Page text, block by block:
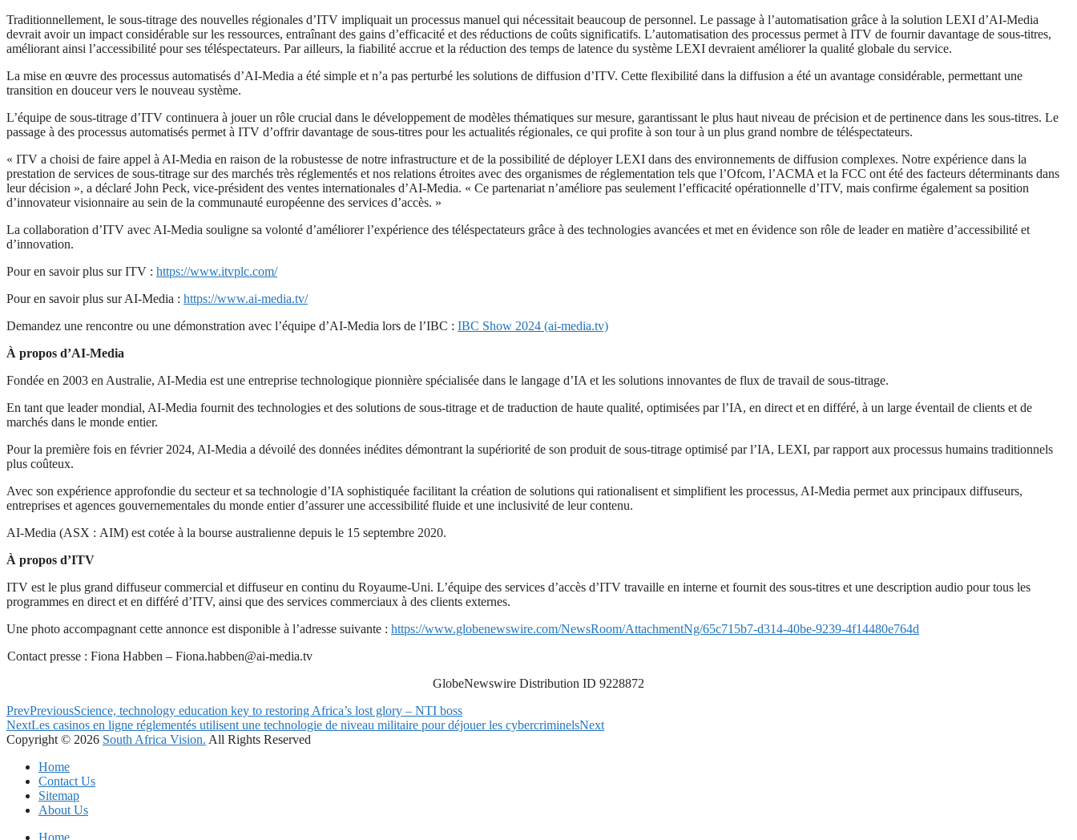
Traditionnellement, le sous-titrage des nouvelles régionales d’ITV impliquait un processus manuel qui nécessitait beaucoup de personnel. Le passage à l’automatisation grâce à la solution LEXI d’AI-Media
devrait avoir un impact considérable sur les ressources, entraînant des gains d’efficacité et des réductions de coûts significatifs. L’automatisation des processus permet à ITV de fournir davantage de sous-titres,
améliorant ainsi l’accessibilité pour ses téléspectateurs. Par ailleurs, la fiabilité accrue et la réduction des temps de latence du système LEXI devraient améliorer la qualité globale du service.
La mise en œuvre des processus automatisés d’AI-Media a été simple et n’a pas perturbé les solutions de diffusion d’ITV. Cette flexibilité dans la diffusion a été un avantage considérable, permettant une
transition en douceur vers le nouveau système.
L’équipe de sous-titrage d’ITV continuera à jouer un rôle crucial dans le développement de modèles thématiques sur mesure, garantissant le plus haut niveau de précision et de pertinence dans les sous-titres. Le
passage à des processus automatisés permet à ITV d’offrir davantage de sous-titres pour les actualités régionales, ce qui profite à son tour à un plus grand nombre de téléspectateurs.
« ITV a choisi de faire appel à AI-Media en raison de la robustesse de notre infrastructure et de la possibilité de déployer LEXI dans des environnements de diffusion complexes. Notre expérience dans la
prestation de services de sous-titrage sur des marchés très réglementés et nos relations étroites avec des organismes de réglementation tels que l’Ofcom, l’ACMA et la FCC ont été des facteurs déterminants dans
leur décision », a déclaré John Peck, vice-président des ventes internationales d’AI-Media. « Ce partenariat n’améliore pas seulement l’efficacité opérationnelle d’ITV, mais confirme également sa position
d’innovateur visionnaire au sein de la communauté européenne des services d’accès. »
La collaboration d’ITV avec AI-Media souligne sa volonté d’améliorer l’expérience des téléspectateurs grâce à des technologies avancées et met en évidence son rôle de leader en matière d’accessibilité et
d’innovation.
Pour en savoir plus sur ITV : https://www.itvplc.com/
Pour en savoir plus sur AI-Media : https://www.ai-media.tv/
Demandez une rencontre ou une démonstration avec l’équipe d’AI-Media lors de l’IBC : IBC Show 2024 (ai-media.tv)
À propos d’AI-Media
Fondée en 2003 en Australie, AI-Media est une entreprise technologique pionnière spécialisée dans le langage d’IA et les solutions innovantes de flux de travail de sous-titrage.
En tant que leader mondial, AI-Media fournit des technologies et des solutions de sous-titrage et de traduction de haute qualité, optimisées par l’IA, en direct et en différé, à un large éventail de clients et de
marchés dans le monde entier.
Pour la première fois en février 2024, AI-Media a dévoilé des données inédites démontrant la supériorité de son produit de sous-titrage optimisé par l’IA, LEXI, par rapport aux processus humains traditionnels
plus coûteux.
Avec son expérience approfondie du secteur et sa technologie d’IA sophistiquée facilitant la création de solutions qui rationalisent et simplifient les processus, AI-Media permet aux principaux diffuseurs,
entreprises et agences gouvernementales du monde entier d’assurer une accessibilité fluide et une inclusivité de leur contenu.
AI-Media (ASX : AIM) est cotée à la bourse australienne depuis le 15 septembre 2020.
À propos d’ITV
ITV est le plus grand diffuseur commercial et diffuseur en continu du Royaume-Uni. L’équipe des services d’accès d’ITV travaille en interne et fournit des sous-titres et une description audio pour tous les
programmes en direct et en différé d’ITV, ainsi que des services commerciaux à des clients externes.
Une photo accompagnant cette annonce est disponible à l’adresse suivante : https://www.globenewswire.com/NewsRoom/AttachmentNg/65c715b7-d314-40be-9239-4f14480e764d
Contact presse : Fiona Habben – Fiona.habben@ai-media.tv
GlobeNewswire Distribution ID 9228872
PrevPreviousScience, technology education key to restoring Africa’s lost glory – NTI boss
NextLes casinos en ligne réglementés utilisent une technologie de niveau militaire pour déjouer les cybercriminelsNext
Copyright © 2026 South Africa Vision. All Rights Reserved
Home
Contact Us
Sitemap
About Us
Home